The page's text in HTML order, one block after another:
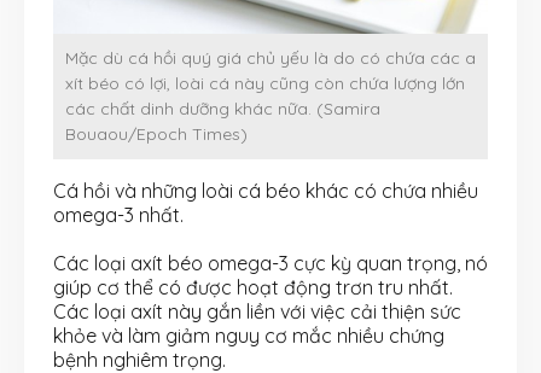
Mặc dù cá hồi qu‎ý giá chủ yếu là do có chứa các a
xít béo có lợi, loài cá này cũng còn chứa lượng lớn
các chất dinh dưỡng khác nữa. (Samira
Bouaou/Epoch Times)
Cá hồi và những loài cá béo khác có chứa nhiều
omega-3 nhất.
Các loại axít béo omega-3 cực kỳ quan trọng, nó
giúp cơ thể có được hoạt động trơn tru nhất.
Các loại axít này gắn liền với việc cải thiện sức
khỏe và làm giảm nguy cơ mắc nhiều chứng
bệnh nghiêm trọng.